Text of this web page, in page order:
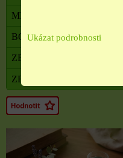
MILADA TERAPEUTKA
BONUSOVÝ PROGRAM
ZBOŽÍ V AKCI
ZBOŽÍ VE VÝPRODEJI
Ukázat podrobnosti